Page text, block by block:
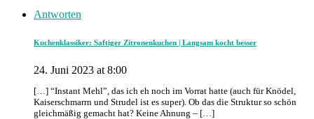
Antworten
Kuchenklassiker: Saftiger Zitronenkuchen | Langsam kocht besser
24. Juni 2023 at 8:00
[…] “Instant Mehl”, das ich eh noch im Vorrat hatte (auch für Knödel,
Kaiserschmarrn und Strudel ist es super). Ob das die Struktur so schön
gleichmäßig gemacht hat? Keine Ahnung – […]